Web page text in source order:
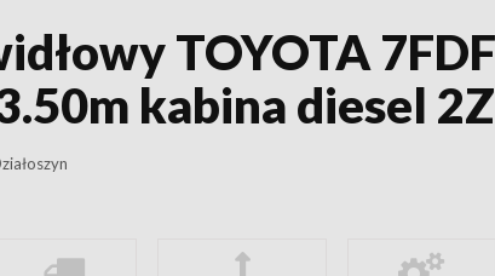
TOYOTA
kabina diesel 2Z